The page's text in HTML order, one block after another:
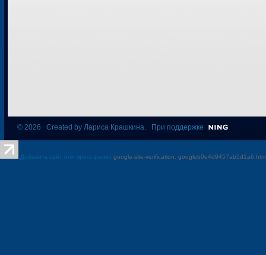
© 2026 Created by Лариса Крашкина. При поддержке
Добавить сайт или пресс-релиз google-site-verification: